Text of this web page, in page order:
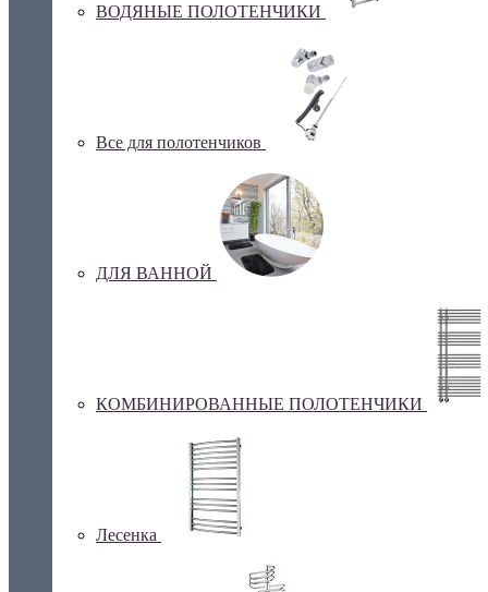
ВОДЯНЫЕ ПОЛОТЕНЧИКИ
Все для полотенчиков
ДЛЯ ВАННОЙ
КОМБИНИРОВАННЫЕ ПОЛОТЕНЧИКИ
Лесенка